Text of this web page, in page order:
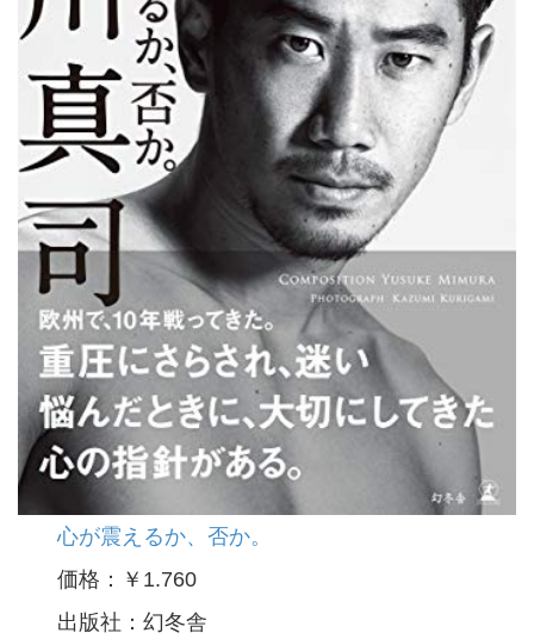
心が震えるか、否か。
価格：￥1.760
出版社：幻冬舎